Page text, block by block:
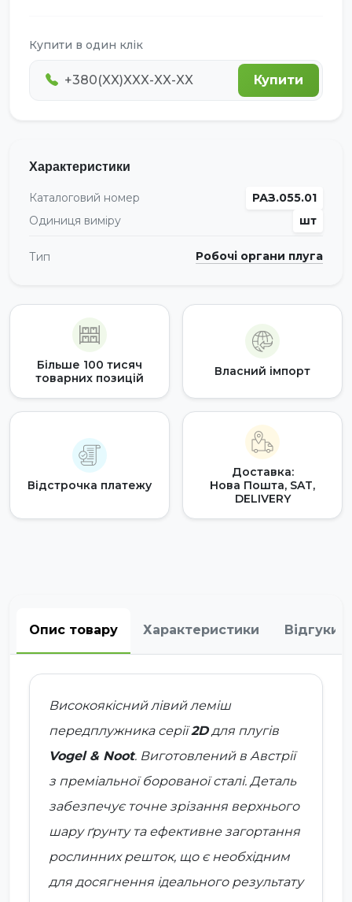
Купити в один клік
Купити
Характеристики
Каталоговий номер
РАЗ.055.01
Одиниця виміру
шт
Тип Робочі органи плуга
Більше 100 тисяч
товарних позицій
Власний імпорт
Відстрочка платежу
Доставка:
Нова Пошта, SAT,
DELIVERY
Опис товару Характеристики Відгуки
Високоякісний лівий леміш
передплужника серії2Dдля плугів
Vogel & Noot. Виготовлений в Австрії
з преміальної борованої сталі. Деталь
забезпечує точне зрізання верхнього
шару ґрунту та ефективне загортання
рослинних решток, що є необхідним
для досягнення ідеального результату